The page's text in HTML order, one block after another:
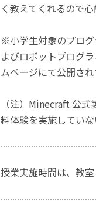
く教えてくれるので
※小学生対象のプロ
よびロボットプログ
ムページにて公開さ
（注）Minecraft 公
料体験を実施していな
授業実施時間は、教